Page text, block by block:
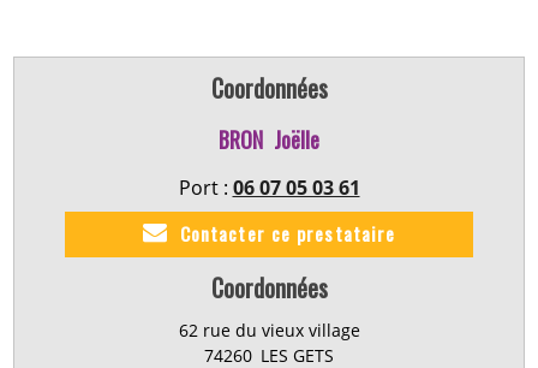
Coordonnées
BRON Joëlle
Contacter ce prestataire
Port : 06 07 05 03 61
Coordonnées
62 rue du vieux village
74260 LES GETS